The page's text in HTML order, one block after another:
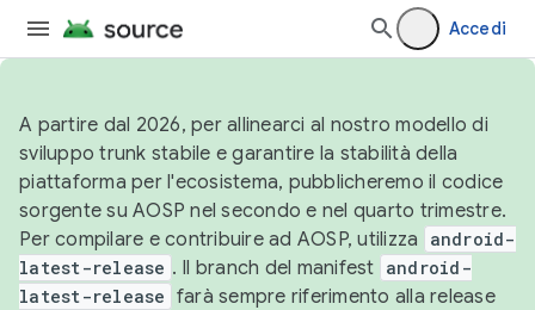
Accedi
A partire dal 2026, per allinearci al nostro modello di
sviluppo trunk stabile e garantire la stabilità della
piattaforma per l'ecosistema, pubblicheremo il codice
sorgente su AOSP nel secondo e nel quarto trimestre.
Per compilare e contribuire ad AOSP, utilizza
android-
latest-release . Il branch del manifest android-
latest-release farà sempre riferimento alla release